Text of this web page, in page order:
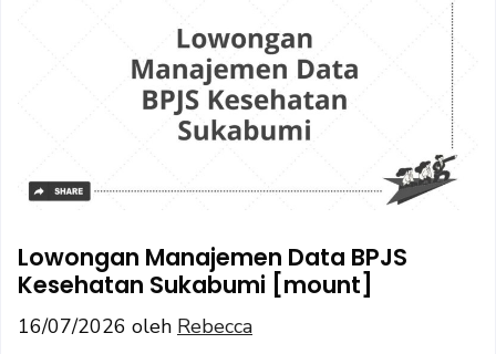
Lowongan Manajemen Data BPJS
Kesehatan Sukabumi [mount]
16/07/2026 oleh Rebecca